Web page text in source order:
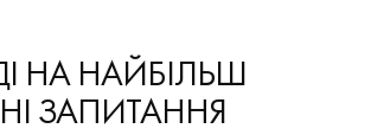
НА НАЙБІЛЬШ
ЗАПИТАННЯ